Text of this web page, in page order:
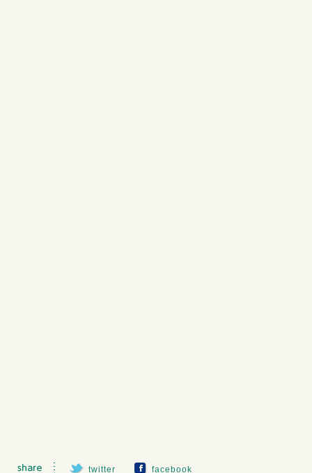
twitter facebook